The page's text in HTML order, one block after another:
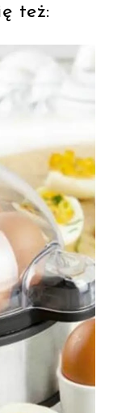
też: